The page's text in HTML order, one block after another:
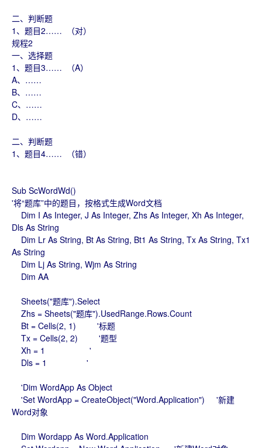
二、判断题
1、题目2…… （对）
规程2
一、选择题
1、题目3…… （A）
A、……
B、……
C、……
D、……
二、判断题
1、题目4…… （错）
Sub ScWordWd()
'将“题库”中的题目，按格式生成Word文档
Dim I As Integer, J As Integer, Zhs As Integer, Xh As Integer,
Dls As String
Dim Lr As String, Bt As String, Bt1 As String, Tx As String, Tx1
As String
Dim Lj As String, Wjm As String
Dim AA
Sheets("题库").Select
Zhs = Sheets("题库").UsedRange.Rows.Count
Bt = Cells(2, 1) '标题
Tx = Cells(2, 2) '题型
Xh = 1 '
Dls = 1 '
'Dim WordApp As Object
'Set WordApp = CreateObject("Word.Application") '新建
Word对象
Dim Wordapp As Word.Application